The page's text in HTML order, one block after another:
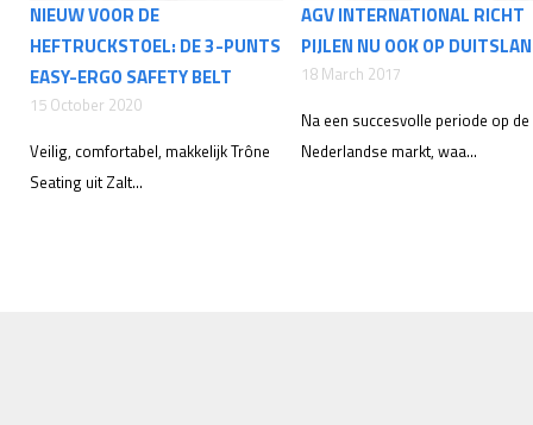
NIEUW VOOR DE
HEFTRUCKSTOEL: DE 3-PUNTS
EASY-ERGO SAFETY BELT
15 October 2020
Veilig, comfortabel, makkelijk Trône
Seating uit Zalt...
AGV INTERNATIONAL RICHT
PIJLEN NU OOK OP
18 March 2017
Na een succesvolle periode op de
Nederlandse markt, waa...